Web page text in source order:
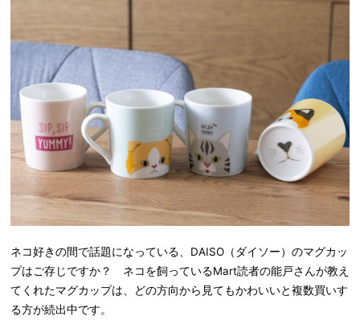
ネコ好きの間で話題になっている、DAISO（ダイソー）のマグカッ
プはご存じですか？ ネコを飼っているMart読者の能戸さんが教え
てくれたマグカップは、どの方向から見てもかわいいと複数買いす
る方が続出中です。